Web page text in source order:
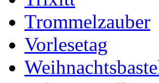
Trommelzauber
Vorlesetag